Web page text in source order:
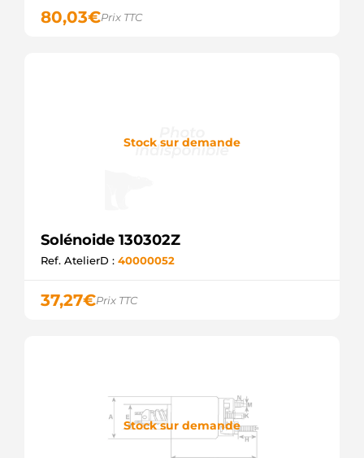
80,03€Prix TTC
Stock sur demande
Solénoide 130302Z
Ref. AtelierD : 40000052
37,27€Prix TTC
Stock sur demande